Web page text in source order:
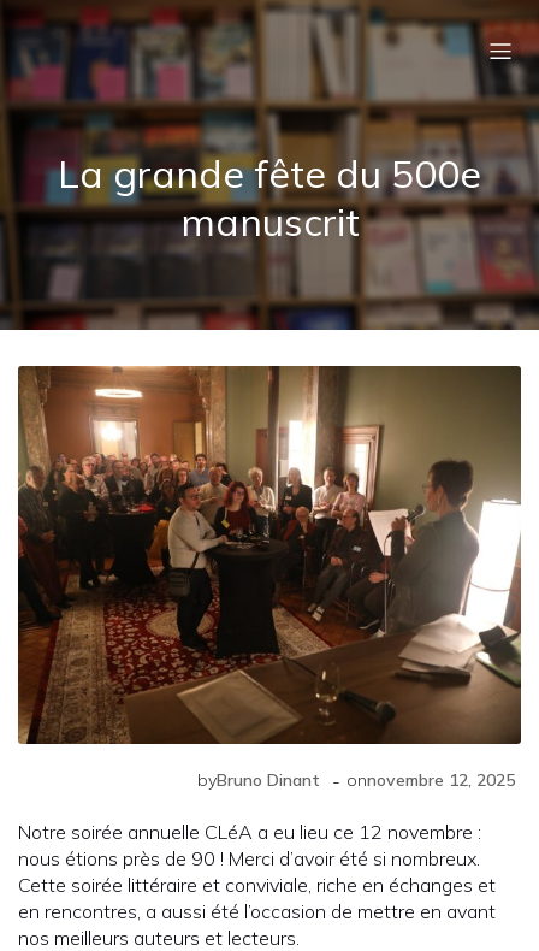
La grande fête du 500e
manuscrit
byBruno Dinant - onnovembre 12, 2025
Notre soirée annuelle CLéA a eu lieu ce 12 novembre :
nous étions près de 90 ! Merci d’avoir été si nombreux.
Cette soirée littéraire et conviviale, riche en échanges et
en rencontres, a aussi été l’occasion de mettre en avant
nos meilleurs auteurs et lecteurs.